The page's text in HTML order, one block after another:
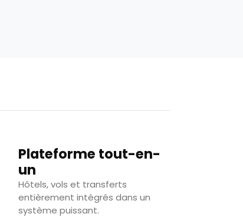
Plateforme tout-en-
un
Hôtels, vols et transferts
entièrement intégrés dans un
système puissant.